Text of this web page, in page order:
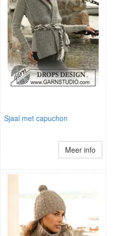
Sjaal met capuchon
Meer info